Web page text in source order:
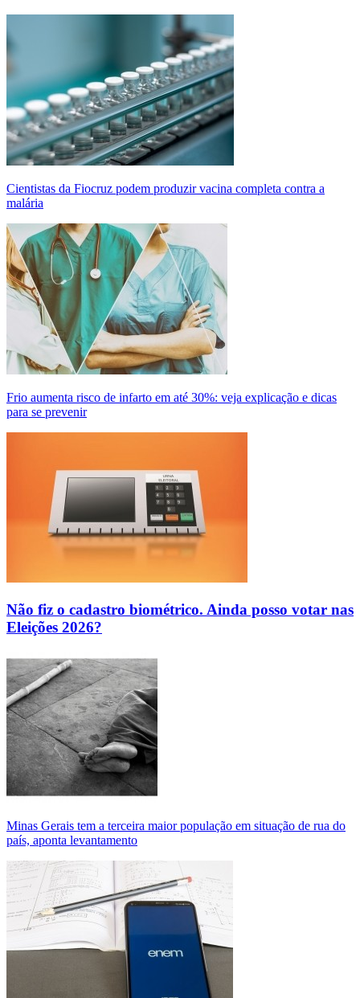
Cientistas da Fiocruz podem produzir vacina completa contra a
malária
Frio aumenta risco de infarto em até 30%: veja explicação e dicas
para se prevenir
Não fiz o cadastro biométrico. Ainda posso votar nas
Eleições 2026?
Minas Gerais tem a terceira maior população em situação de rua do
país, aponta levantamento